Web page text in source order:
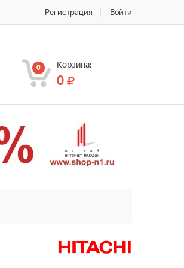
Регистрация Войти
0 Корзина:
0